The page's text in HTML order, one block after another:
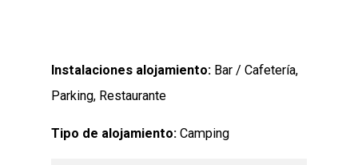
Instalaciones alojamiento: Bar / Cafetería,
Parking, Restaurante
Tipo de alojamiento: Camping